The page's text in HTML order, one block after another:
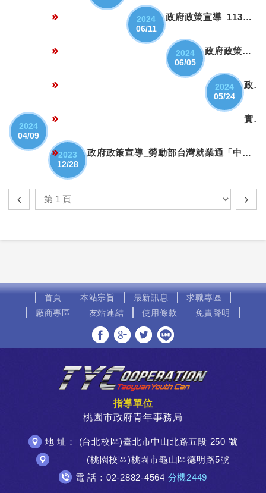
2024
06/11
政府政策宣導_113年青年海外度假打工宣導手冊
2024
06/05
政府政策宣導_113年度「職場高手秘笈」勞動權益教育宣導手冊
2024
05/24
政府政策宣導_113年求職防騙暨就業隱私維護宣導
2024
04/09
實習安全教育宣導_性騷擾防治宣導
2023
12/28
政府政策宣導_勞動部台灣就業通「中高齡者專區」
首頁 本站宗旨 最新訊息
求職專區
廠商專區
友站連結 使用條款 免責聲明
分享至Facebook
分享至Google+
分享至Twitter
指導單位
桃園市政府青年事務局
地 址： (台北校區)臺北市中山北路五段 250 號
(桃園校區)桃園市龜山區德明路5號
電 話：02-2882-4564 分機2449